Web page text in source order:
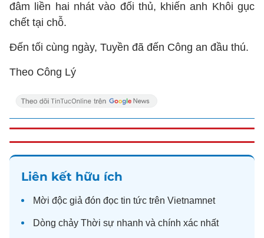
đâm liền hai nhát vào đối thủ, khiến anh Khôi gục
chết tại chỗ.
Đến tối cùng ngày, Tuyền đã đến Công an đầu thú.
Theo Công Lý
Liên kết hữu ích
Mời độc giả đón đọc tin tức trên Vietnamnet
Dòng chảy Thời sự nhanh và chính xác nhất